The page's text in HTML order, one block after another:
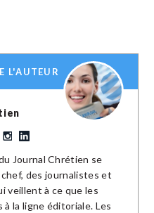
L'AUTEUR
Journal Chrétien se
des journalistes et
veillent à ce que les
la ligne éditoriale. Les